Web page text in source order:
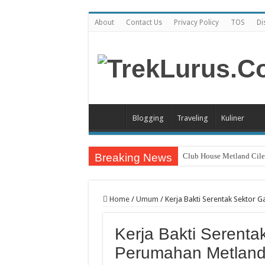
About Contact Us Privacy Policy TOS
Blogging Traveling Kuliner
Breaking News Club House Metland
Layanan Antar Obat
Rumah Makan Wulan
Tongseng Solo Pak Min
Home / Umum / Kerja Bakti Serentak Sektor
Kerja Bakti
Perumahan